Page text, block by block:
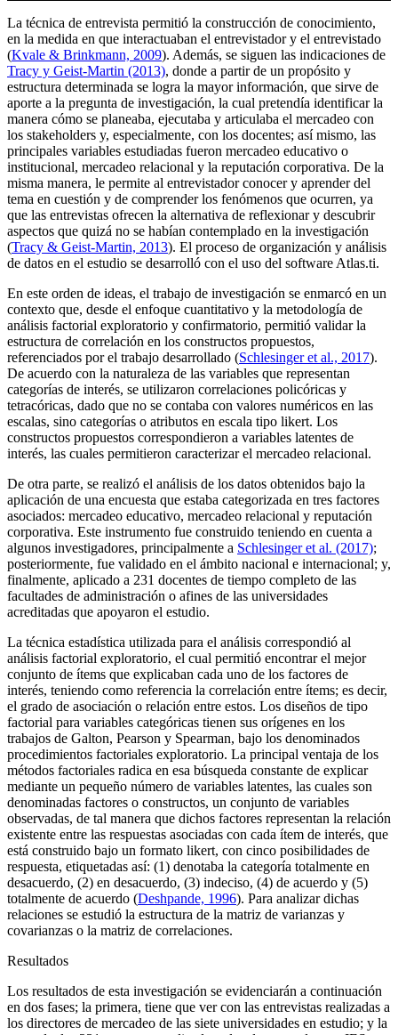
La técnica de entrevista permitió la construcción de conocimiento,
en la medida en que interactuaban el entrevistador y el entrevistado
(Kvale & Brinkmann, 2009). Además, se siguen las indicaciones de
Tracy y Geist-Martin (2013), donde a partir de un propósito y
estructura determinada se logra la mayor información, que sirve de
aporte a la pregunta de investigación, la cual pretendía identificar la
manera cómo se planeaba, ejecutaba y articulaba el mercadeo con
los stakeholders y, especialmente, con los docentes; así mismo, las
principales variables estudiadas fueron mercadeo educativo o
institucional, mercadeo relacional y la reputación corporativa. De la
misma manera, le permite al entrevistador conocer y aprender del
tema en cuestión y de comprender los fenómenos que ocurren, ya
que las entrevistas ofrecen la alternativa de reflexionar y descubrir
aspectos que quizá no se habían contemplado en la investigación
(Tracy & Geist-Martin, 2013). El proceso de organización y análisis
de datos en el estudio se desarrolló con el uso del software Atlas.ti.
En este orden de ideas, el trabajo de investigación se enmarcó en un
contexto que, desde el enfoque cuantitativo y la metodología de
análisis factorial exploratorio y confirmatorio, permitió validar la
estructura de correlación en los constructos propuestos,
referenciados por el trabajo desarrollado (Schlesinger et al., 2017).
De acuerdo con la naturaleza de las variables que representan
categorías de interés, se utilizaron correlaciones policóricas y
tetracóricas, dado que no se contaba con valores numéricos en las
escalas, sino categorías o atributos en escala tipo likert. Los
constructos propuestos correspondieron a variables latentes de
interés, las cuales permitieron caracterizar el mercadeo relacional.
De otra parte, se realizó el análisis de los datos obtenidos bajo la
aplicación de una encuesta que estaba categorizada en tres factores
asociados: mercadeo educativo, mercadeo relacional y reputación
corporativa. Este instrumento fue construido teniendo en cuenta a
algunos investigadores, principalmente a Schlesinger et al. (2017);
posteriormente, fue validado en el ámbito nacional e internacional; y,
finalmente, aplicado a 231 docentes de tiempo completo de las
facultades de administración o afines de las universidades
acreditadas que apoyaron el estudio.
La técnica estadística utilizada para el análisis correspondió al
análisis factorial exploratorio, el cual permitió encontrar el mejor
conjunto de ítems que explicaban cada uno de los factores de
interés, teniendo como referencia la correlación entre ítems; es decir,
el grado de asociación o relación entre estos. Los diseños de tipo
factorial para variables categóricas tienen sus orígenes en los
trabajos de Galton, Pearson y Spearman, bajo los denominados
procedimientos factoriales exploratorio. La principal ventaja de los
métodos factoriales radica en esa búsqueda constante de explicar
mediante un pequeño número de variables latentes, las cuales son
denominadas factores o constructos, un conjunto de variables
observadas, de tal manera que dichos factores representan la relación
existente entre las respuestas asociadas con cada ítem de interés, que
está construido bajo un formato likert, con cinco posibilidades de
respuesta, etiquetadas así: (1) denotaba la categoría totalmente en
desacuerdo, (2) en desacuerdo, (3) indeciso, (4) de acuerdo y (5)
totalmente de acuerdo (Deshpande, 1996). Para analizar dichas
relaciones se estudió la estructura de la matriz de varianzas y
covarianzas o la matriz de correlaciones.
Resultados
Los resultados de esta investigación se evidenciarán a continuación
en dos fases; la primera, tiene que ver con las entrevistas realizadas a
los directores de mercadeo de las siete universidades en estudio; y la